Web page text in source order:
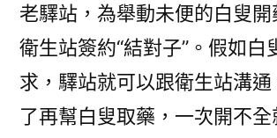
老驛站，為舉動未便的白叟
衛生站簽約“結對子”。假如白
求，驛站就可以跟衛生站溝
了再幫白叟取藥，一次開不